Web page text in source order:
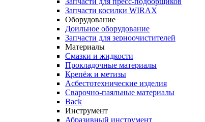
Запчасти косилки WIRAX
Оборудование
Доильное оборудование
Запчасти для зерноочистителей
Материалы
Смазки и жидкости
Прокладочные материалы
Крепёж и метизы
Асбестотехнические изделия
Сварочно-паяльные материалы
Back
Инструмент
Абразивный инструмент